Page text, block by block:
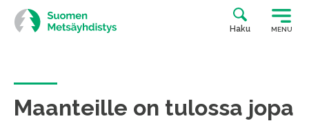
Siirry
suoraan
sisältöön
Haku MENU
Maanteille on tulossa jopa